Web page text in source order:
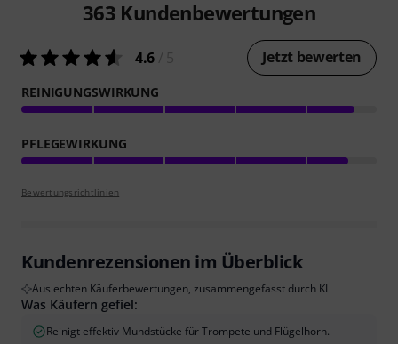
363 Kundenbewertungen
4.6 Jetzt bewerten
REINIGUNGSWIRKUNG
PFLEGEWIRKUNG
Bewertungsrichtlinien
Kundenrezensionen im Überblick
Aus echten Käuferbewertungen, zusammengefasst durch KI
Was Käufern gefiel:
Reinigt effektiv Mundstücke für Trompete und Flügelhorn.